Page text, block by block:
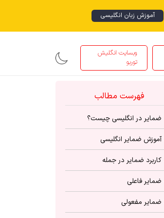
آموزش زبان انگلیسی
وبسایت انگلیش
توربو
فهرست مطالب
ضمایر در انگلیسی چیست؟
آموزش ضمایر انگلیسی
کاربرد ضمایر در جمله
ضمایر فاعلی
ضمایر مفعولی